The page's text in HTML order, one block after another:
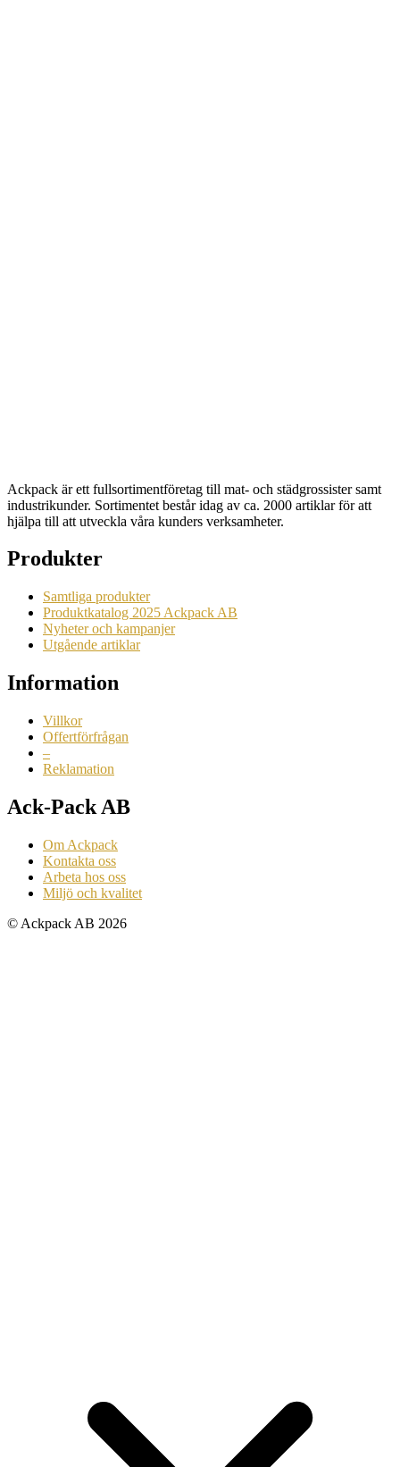
Ackpack är ett fullsortimentföretag till mat- och städgrossister samt
industrikunder. Sortimentet består idag av ca. 2000 artiklar för att
hjälpa till att utveckla våra kunders verksamheter.
Produkter
Samtliga produkter
Produktkatalog 2025 Ackpack AB
Nyheter och kampanjer
Utgående artiklar
Information
Villkor
Offertförfrågan
–
Reklamation
Ack-Pack AB
Om Ackpack
Kontakta oss
Arbeta hos oss
Miljö och kvalitet
© Ackpack AB 2026